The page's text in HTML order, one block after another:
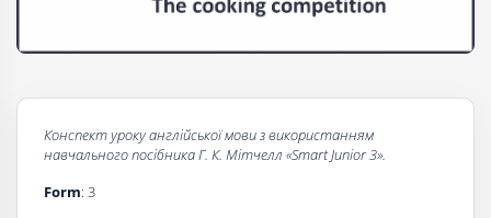
Конспект урокуaнглійської мови з використанням
навчального посібникаГ. К. Мітчелл «Smart Junior 3».
Form: 3